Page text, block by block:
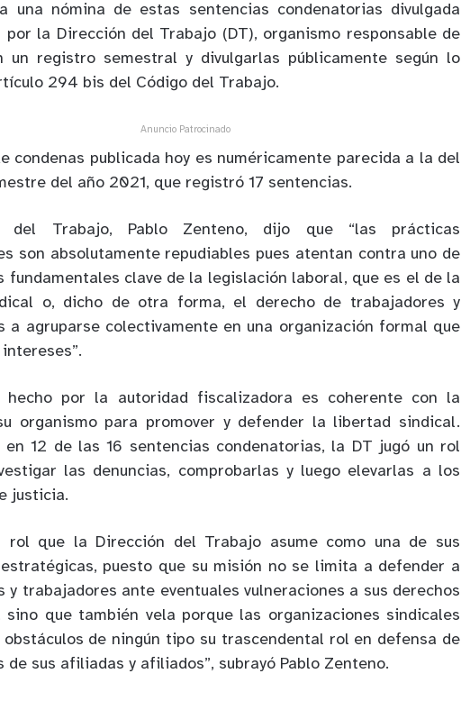
una nómina de estas sentencias condenatorias divulgada
por la Dirección del Trabajo (DT), organismo responsable de
un registro semestral y divulgarlas públicamente según lo
294 bis del Código del Trabajo.
Anuncio Patrocinado
condenas publicada hoy es numéricamente parecida a la del
del año 2021, que registró 17 sentencias.
del Trabajo, Pablo Zenteno, dijo que “las prácticas
son absolutamente repudiables pues atentan contra uno de
fundamentales clave de la legislación laboral, que es el de la
o, dicho de otra forma, el derecho de trabajadores y
a agruparse colectivamente en una organización formal que
hecho por la autoridad fiscalizadora es coherente con la
organismo para promover y defender la libertad sindical.
en 12 de las 16 sentencias condenatorias, la DT jugó un rol
las denuncias, comprobarlas y luego elevarlas a los
justicia.
rol que la Dirección del Trabajo asume como una de sus
puesto que su misión no se limita a defender a
y trabajadores ante eventuales vulneraciones a sus derechos
sino que también vela porque las organizaciones sindicales
obstáculos de ningún tipo su trascendental rol en defensa de
de sus afiliadas y afiliados”, subrayó Pablo Zenteno.